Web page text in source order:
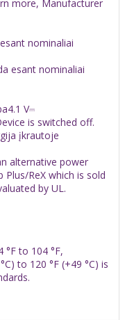
more, Manufacturer
nominaliai
esant nominaliai
V⎓
is switched off.
įkrautoje
alternative power
Plus/ReX which is sold
by UL.
to 104 °F,
to 120 °F (+49 °C) is